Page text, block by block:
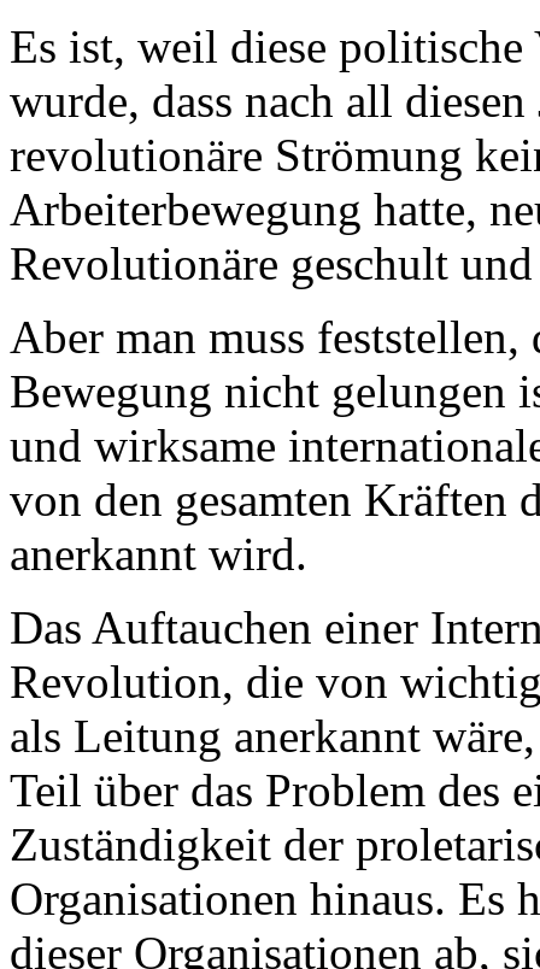
Es ist, weil diese
wurde, dass nach all
revolutionäre Strömung
Arbeiterbewegung hatte,
Revolutionäre geschult
Aber man muss feststellen,
Bewegung nicht gelungen
und wirksame
von den gesamten Kräften
anerkannt wird.
Das Auftauchen einer
Revolution, die von
als Leitung anerkannt
Teil über das Problem des
Zuständigkeit der
Organisationen hinaus. Es
dieser Organisationen ab,